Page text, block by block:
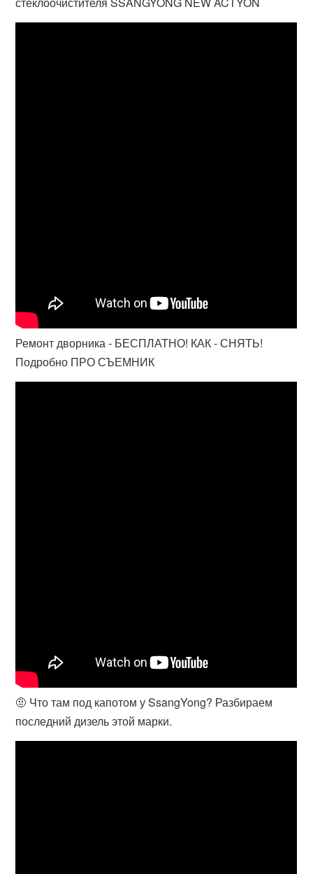
Ремонт дворника - БЕСПЛАТНО! КАК - СНЯТЬ!
Подробно ПРО СЪЕМНИК
🤨 Что там под капотом у SsangYong? Разбираем
последний дизель этой марки.